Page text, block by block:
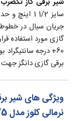
جریان سیال‌ در خطوط
برقی گازی دانگز
نرمالی کلوز مدل MVD215/5